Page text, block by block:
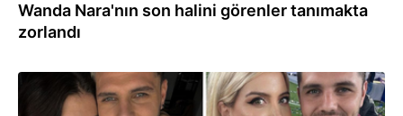
Wanda Nara'nın son halini görenler tanımakta
zorlandı
03.08.2026